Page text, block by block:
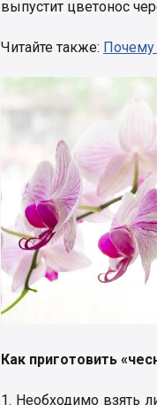
выпустит цветонос
Читайте также: Почему
Как приготовить
1. Необходимо взять